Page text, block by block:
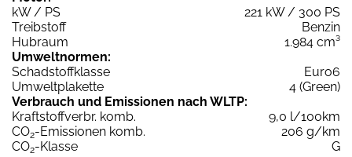
kW / PS
221 kW / 300 PS
Treibstoff
Benzin
Hubraum
1.984 cm³
Umweltnormen:
Schadstoffklasse
Euro6
Umweltplakette
4 (Green)
Verbrauch und Emissionen nach WLTP:
Kraftstoffverbr. komb.
9,0 l/100km
CO2-Emissionen komb.
206 g/km
CO2-Klasse
G